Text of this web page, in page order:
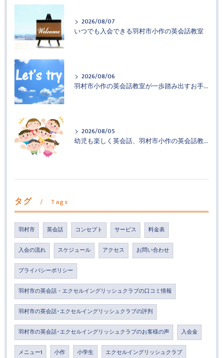
2026/08/07
いつでも入会できる羽村市小作の英会話教室
2026/08/06
羽村市小作の英会話教室が一歩踏み出すお手伝い
2026/08/05
幼児も楽しく英会話、羽村市小作の英会話教室
タグ Tags
羽村市 英会話 コンセプト サービス 料金表
入会の流れ スケジュール アクセス お問い合わせ
プライバシーポリシー
羽村市の英会話・エクセルイングリッシュクラブの口コミ情報
羽村市の英会話･エクセルイングリッシュクラブの評判
羽村市の英会話･エクセルイングリッシュクラブのお客様の声 入会金
メニュー1 小作 小学生 エクセルイングリッシュクラブ